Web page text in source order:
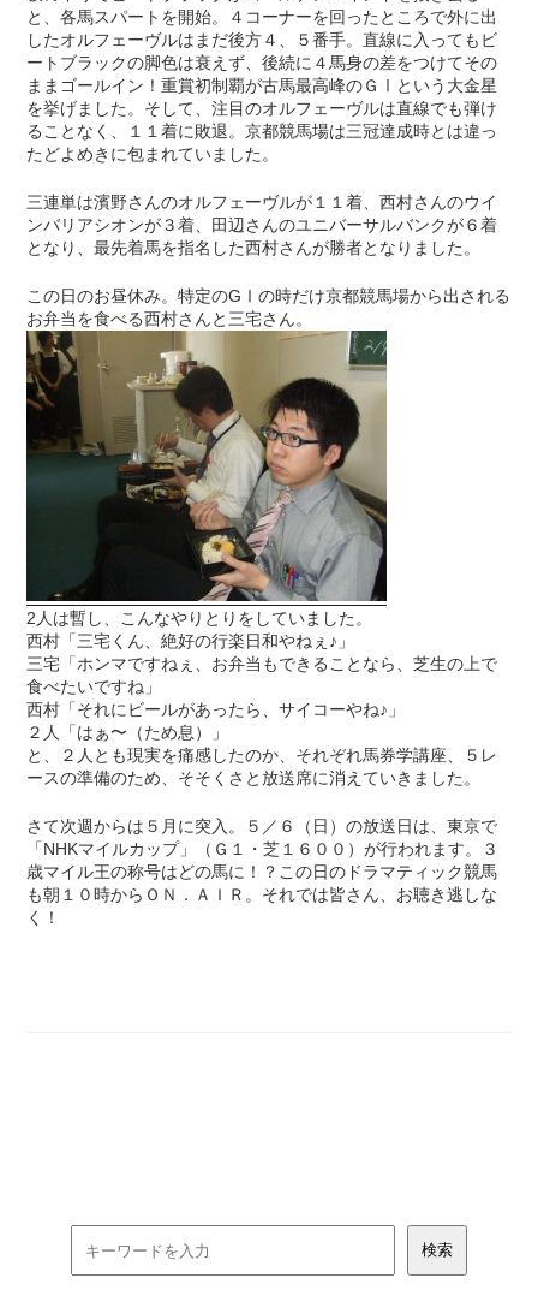
と、各馬スパートを開始。４コーナーを回ったところで外に出
したオルフェーヴルはまだ後方４、５番手。直線に入ってもビ
ートブラックの脚色は衰えず、後続に４馬身の差をつけてその
ままゴールイン！重賞初制覇が古馬最高峰のＧⅠという大金星
を挙げました。そして、注目のオルフェーヴルは直線でも弾け
ることなく、１１着に敗退。京都競馬場は三冠達成時とは違っ
たどよめきに包まれていました。
三連単は濱野さんのオルフェーヴルが１１着、西村さんのウイ
ンバリアシオンが３着、田辺さんのユニバーサルバンクが６着
となり、最先着馬を指名した西村さんが勝者となりました。
この日のお昼休み。特定のGⅠの時だけ京都競馬場から出される
お弁当を食べる西村さんと三宅さん。
2人は暫し、こんなやりとりをしていました。
西村「三宅くん、絶好の行楽日和やねぇ♪」
三宅「ホンマですねぇ、お弁当もできることなら、芝生の上で
食べたいですね」
西村「それにビールがあったら、サイコーやね♪」
２人「はぁ〜（ため息）」
と、２人とも現実を痛感したのか、それぞれ馬券学講座、５レ
ースの準備のため、そそくさと放送席に消えていきました。
さて次週からは５月に突入。５／６（日）の放送日は、東京で
「NHKマイルカップ」（Ｇ１・芝１６００）が行われます。３
歳マイル王の称号はどの馬に！？この日のドラマティック競馬
も朝１０時からＯＮ．ＡＩＲ。それでは皆さん、お聴き逃しな
く！